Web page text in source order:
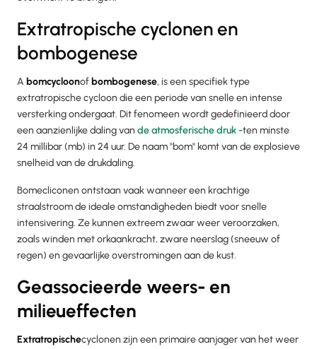
Extratropische cyclonen en
bombogenese
A bomcycloonof bombogenese, is een specifiek type
extratropische cycloon die een periode van snelle en intense
versterking ondergaat. Dit fenomeen wordt gedefinieerd door
een aanzienlijke daling van de atmosferische druk -ten minste
24 millibar (mb) in 24 uur. De naam "bom" komt van de explosieve
snelheid van de drukdaling.
Bomecliconen ontstaan vaak wanneer een krachtige
straalstroom de ideale omstandigheden biedt voor snelle
intensivering. Ze kunnen extreem zwaar weer veroorzaken,
zoals winden met orkaankracht, zware neerslag (sneeuw of
regen) en gevaarlijke overstromingen aan de kust.
Geassocieerde weers- en
milieueffecten
Extratropischecyclonen zijn een primaire aanjager van het weer